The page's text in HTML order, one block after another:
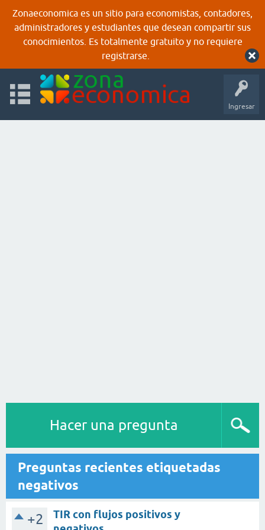
Zonaeconomica es un sitio para economistas, contadores,
administradores y estudiantes que desean compartir sus
conocimientos. Es totalmente gratuito y no requiere
registrarse.
Ingresar
Hacer una pregunta
Preguntas recientes etiquetadas
negativos
+2
TIR con flujos positivos y